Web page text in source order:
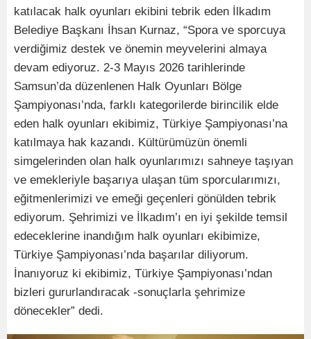
katılacak halk oyunları ekibini tebrik eden İlkadım
Belediye Başkanı İhsan Kurnaz, “Spora ve sporcuya
verdiğimiz destek ve önemin meyvelerini almaya
devam ediyoruz. 2-3 Mayıs 2026 tarihlerinde
Samsun’da düzenlenen Halk Oyunları Bölge
Şampiyonası’nda, farklı kategorilerde birincilik elde
eden halk oyunları ekibimiz, Türkiye Şampiyonası’na
katılmaya hak kazandı. Kültürümüzün önemli
simgelerinden olan halk oyunlarımızı sahneye taşıyan
ve emekleriyle başarıya ulaşan tüm sporcularımızı,
eğitmenlerimizi ve emeği geçenleri gönülden tebrik
ediyorum. Şehrimizi ve İlkadım’ı en iyi şekilde temsil
edeceklerine inandığım halk oyunları ekibimize,
Türkiye Şampiyonası’nda başarılar diliyorum.
İnanıyoruz ki ekibimiz, Türkiye Şampiyonası’ndan
bizleri gururlandıracak -sonuçlarla şehrimize
dönecekler” dedi.